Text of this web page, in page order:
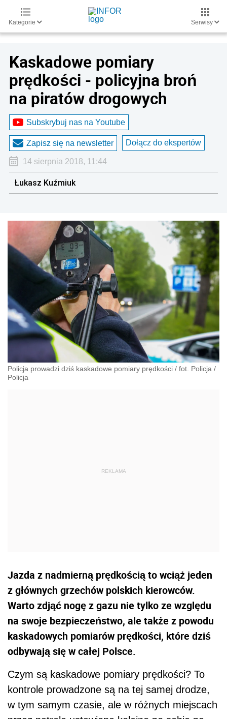
Kategorie Serwisy
Kaskadowe pomiary
prędkości - policyjna broń
na piratów drogowych
Subskrybuj nas na Youtube
Zapisz się na newsletter Dołącz do ekspertów
14 sierpnia 2018, 11:44
Łukasz Kuźmiuk
Policja prowadzi dziś kaskadowe pomiary prędkości / fot. Policja /
Policja
Jazda z nadmierną prędkością to wciąż jeden
z głównych grzechów polskich kierowców.
Warto zdjąć nogę z gazu nie tylko ze względu
na swoje bezpieczeństwo, ale także z powodu
kaskadowych pomiarów prędkości, które dziś
odbywają się w całej Polsce.
Czym są kaskadowe pomiary prędkości? To
kontrole prowadzone są na tej samej drodze,
w tym samym czasie, ale w różnych miejscach